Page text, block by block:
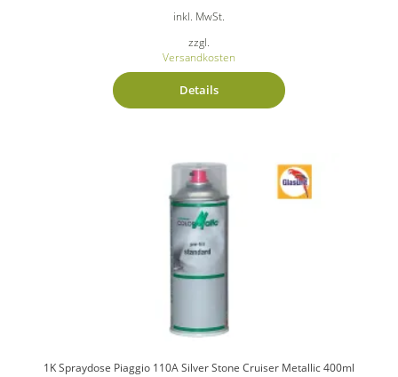
inkl. MwSt.
zzgl.
Versandkosten
Details
1K Spraydose Piaggio 110A Silver Stone Cruiser Metallic 400ml